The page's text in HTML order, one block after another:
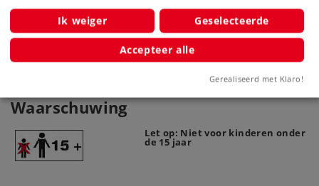
Productinfo
Waarschuwing
Let op: Niet voor kinderen onder
de 15 jaar
Ik weiger Geselecteerde
Accepteer alle
Gerealiseerd met Klaro!